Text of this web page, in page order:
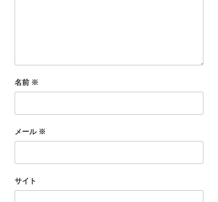
名前 ※
メール ※
サイト